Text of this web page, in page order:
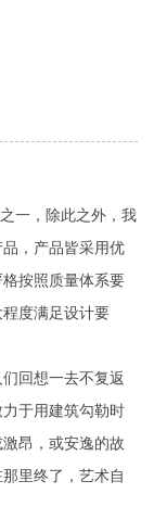
一，除此之外，我
，产品皆采用优
按照质量体系要
度满足设计要
回想一去不复返
于用建筑勾勒时
昂，或安逸的故
里终了，艺术自